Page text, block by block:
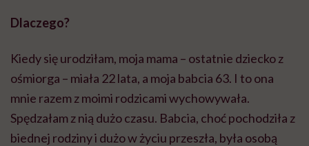
Dlaczego?
Kiedy się urodziłam, moja mama – ostatnie dziecko z
ośmiorga – miała 22 lata, a moja babcia 63. I to ona
mnie razem z moimi rodzicami wychowywała.
Spędzałam z nią dużo czasu. Babcia, choć pochodziła z
biednej rodziny i dużo w życiu przeszła, była osobą